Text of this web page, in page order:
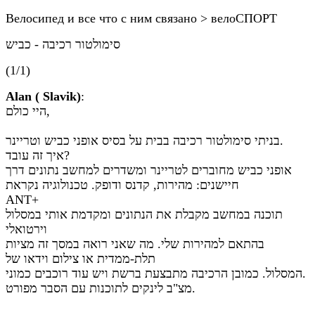
Велосипед и все что с ним связано > велоСПОРТ
סימולטור רכיבה - כביש
(1/1)
Alan ( Slavik):
היי כולם,
בניתי סימולטור רכיבה בבית על בסיס אופני כביש וטריינר.
איך זה עובד?
אופני כביש מחוברים לטריינר ומשדרים למחשב נתונים דרך
חיישנים: מהירות, קדנס ודופק. טכנולוגיה נקראת
ANT+
תוכנה במחשב מקבלת את הנתונים ומקדמת אותי במסלול
וירטואלי
בהתאם למהירות שלי. מה שאני רואה במסך זה מציות
תלת-ממדית או צילום וידאו של
המסלול. כמובן הרכיבה מתבצעת ברשת ויש עוד רוכבים כמוני.
מצ"ב לינקים לתוכנות עם הסבר מפורט.